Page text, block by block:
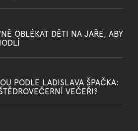
OBLÉKAT DĚTI NA JAŘE, ABY
PODLE LADISLAVA ŠPAČKA:
VEČEŘI?